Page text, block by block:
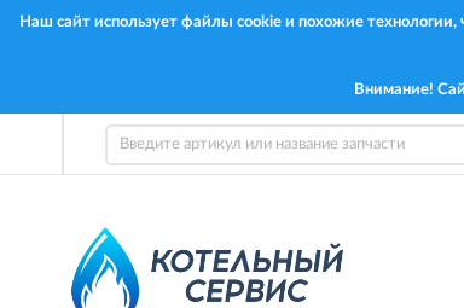
Наш сайт использует файлы cookie и похожие технологии,
Внимание!